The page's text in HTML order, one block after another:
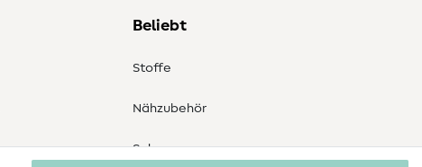
Beliebt
Stoffe
Nähzubehör
Sale